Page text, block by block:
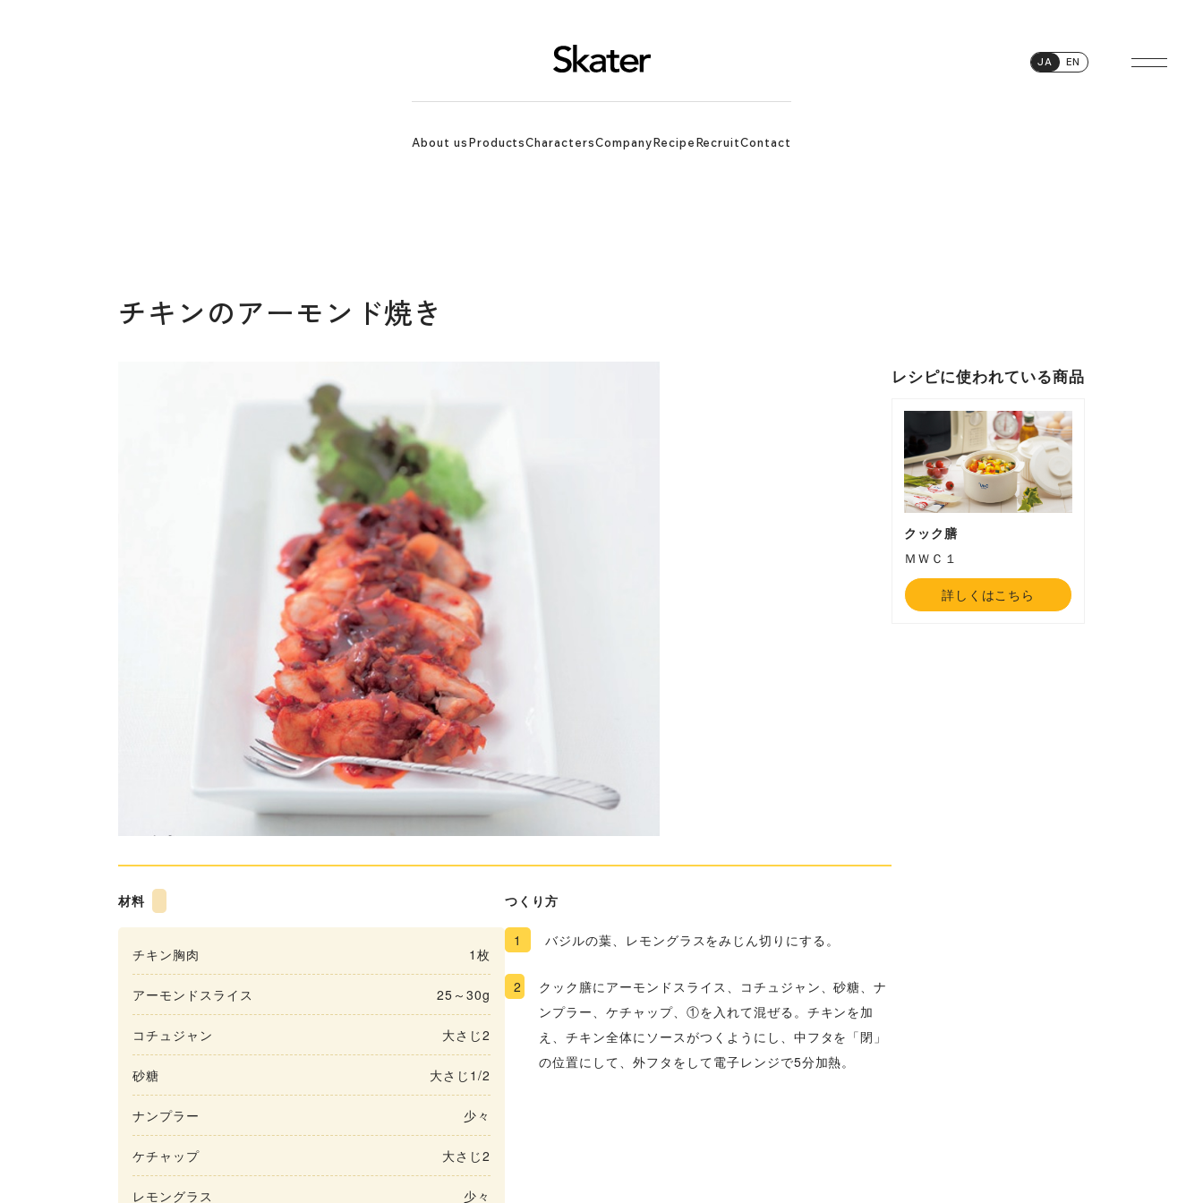
About usProductsCharactersCompanyRecipeRecruitContact
EN
JA
チキンのアーモンド焼き
材料
チキン胸肉 1枚
アーモンドスライス 25～30g
コチュジャン 大さじ2
砂糖 大さじ1/2
ナンプラー 少々
ケチャップ 大さじ2
レモングラス 少々
つくり方
1 バジルの葉、レモングラスをみじん切りにする。
2
クック膳にアーモンドスライス、コチュジャン、砂糖、ナ
ンプラー、ケチャップ、①を入れて混ぜる。チキンを加
え、チキン全体にソースがつくようにし、中フタを「閉」
の位置にして、外フタをして電子レンジで5分加熱。
レシピに使われている商品
クック膳
ＭＷＣ１
詳しくはこちら